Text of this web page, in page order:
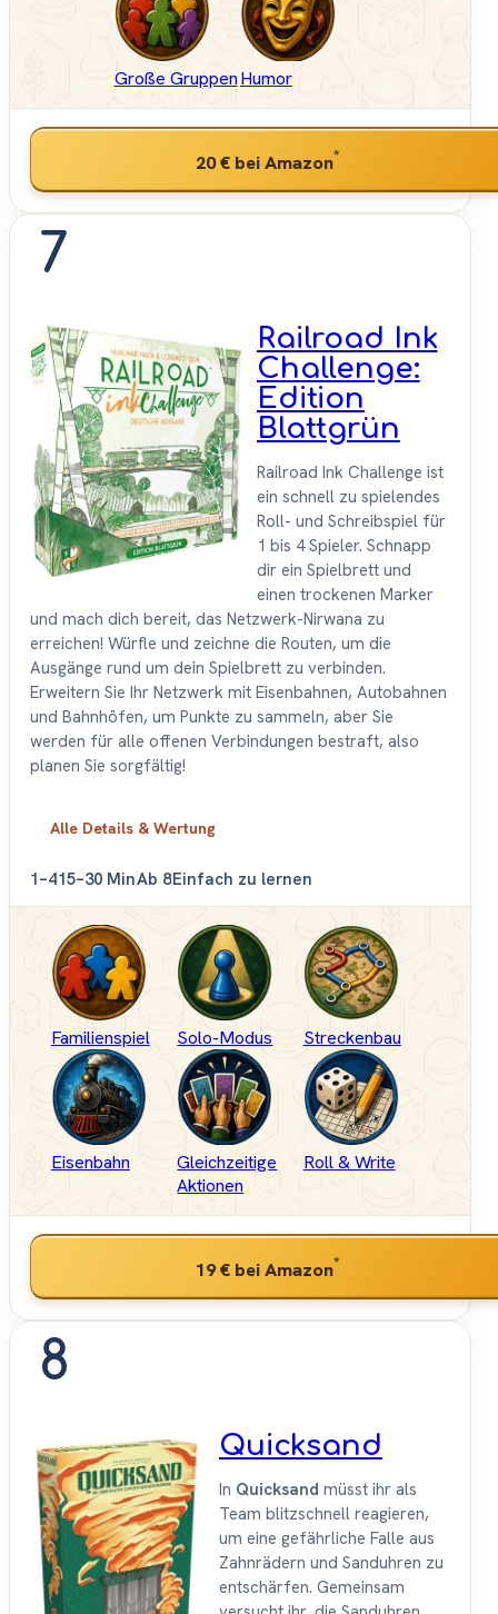
Große GruppenHumor
20 € bei Amazon*
7
Railroad Ink
Challenge:
Edition
Blattgrün
Railroad Ink Challenge ist
ein schnell zu spielendes
Roll- und Schreibspiel für
1 bis 4 Spieler. Schnapp
dir ein Spielbrett und
einen trockenen Marker
und mach dich bereit, das Netzwerk-Nirwana zu
erreichen! Würfle und zeichne die Routen, um die
Ausgänge rund um dein Spielbrett zu verbinden.
Erweitern Sie Ihr Netzwerk mit Eisenbahnen, Autobahnen
und Bahnhöfen, um Punkte zu sammeln, aber Sie
werden für alle offenen Verbindungen bestraft, also
planen Sie sorgfältig!
Alle Details & Wertung
1–415–30 MinAb 8Einfach zu lernen
Familienspiel Solo-Modus Streckenbau
Eisenbahn
Gleichzeitige
Aktionen
Roll & Write
19 € bei Amazon*
8
Quicksand
In Quicksand müsst ihr als
Team blitzschnell reagieren,
um eine gefährliche Falle aus
Zahnrädern und Sanduhren zu
entschärfen. Gemeinsam